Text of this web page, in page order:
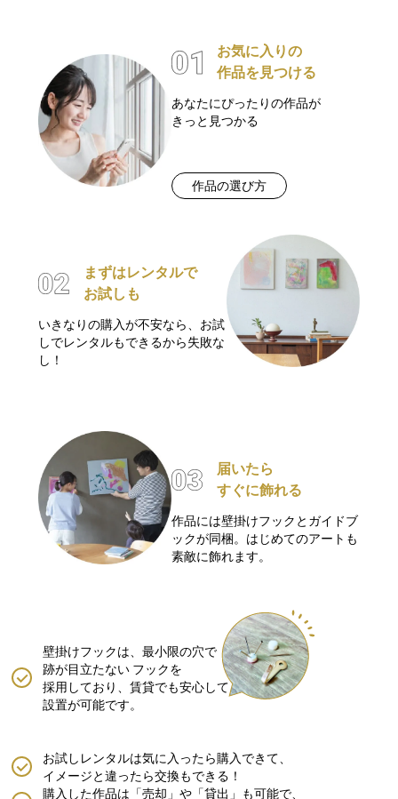
お気に入りの
作品を見つける
あなたにぴったりの作品が
きっと見つかる
作品の選び方
まずはレンタルで
お試しも
いきなりの購入が不安なら、お試
しでレンタルもできるから失敗な
し！
届いたら
すぐに飾れる
作品には壁掛けフックとガイドブ
ックが同梱。はじめてのアートも
素敵に飾れます。
壁掛けフックは、最小限の穴で
跡が目立たない フックを
採用しており、賃貸でも安心して
設置が可能です。
購入した作品は「売却」や「貸出」も可能で、
お試しレンタルは気に入ったら購入できて、
イメージと違ったら交換もできる！